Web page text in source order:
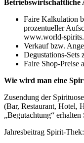
Betriebswirtschaftliche
Faire Kalkulation
prozentueller
www.world-
Verkauf bzw.
Degustations-Sets
Faire Shop-Preise
Wie wird man eine
Zusendung der
(Bar, Restaurant, Hotel,
„Begutachtung“
Jahresbeitrag Spirit-